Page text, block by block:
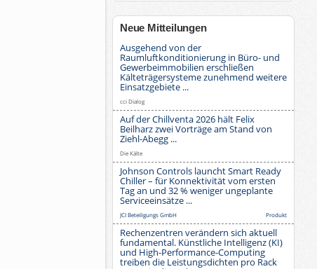
Neue Mitteilungen
Ausgehend von der
Raumluftkonditionierung in Büro- und
Gewerbeimmobilien erschließen
Kälteträgersysteme zunehmend weitere
Einsatzgebiete ...
cci Dialog
Auf der Chillventa 2026 hält Felix
Beilharz zwei Vorträge am Stand von
Ziehl-Abegg ...
Die Kälte
Johnson Controls launcht Smart Ready
Chiller – für Konnektivität vom ersten
Tag an und 32 % weniger ungeplante
Serviceeinsätze ...
JCI Beteiligungs GmbH Produkt
Rechenzentren verändern sich aktuell
fundamental. Künstliche Intelligenz (KI)
und High-Performance-Computing
treiben die Leistungsdichten pro Rack